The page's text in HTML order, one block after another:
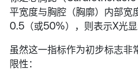
平宽度与胸腔（胸廓）内部宽
0.5（或50%），则表示X光显
虽然这一指标作为初步标志非
限性：